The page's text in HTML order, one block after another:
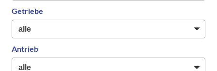
Getriebe
Antrieb